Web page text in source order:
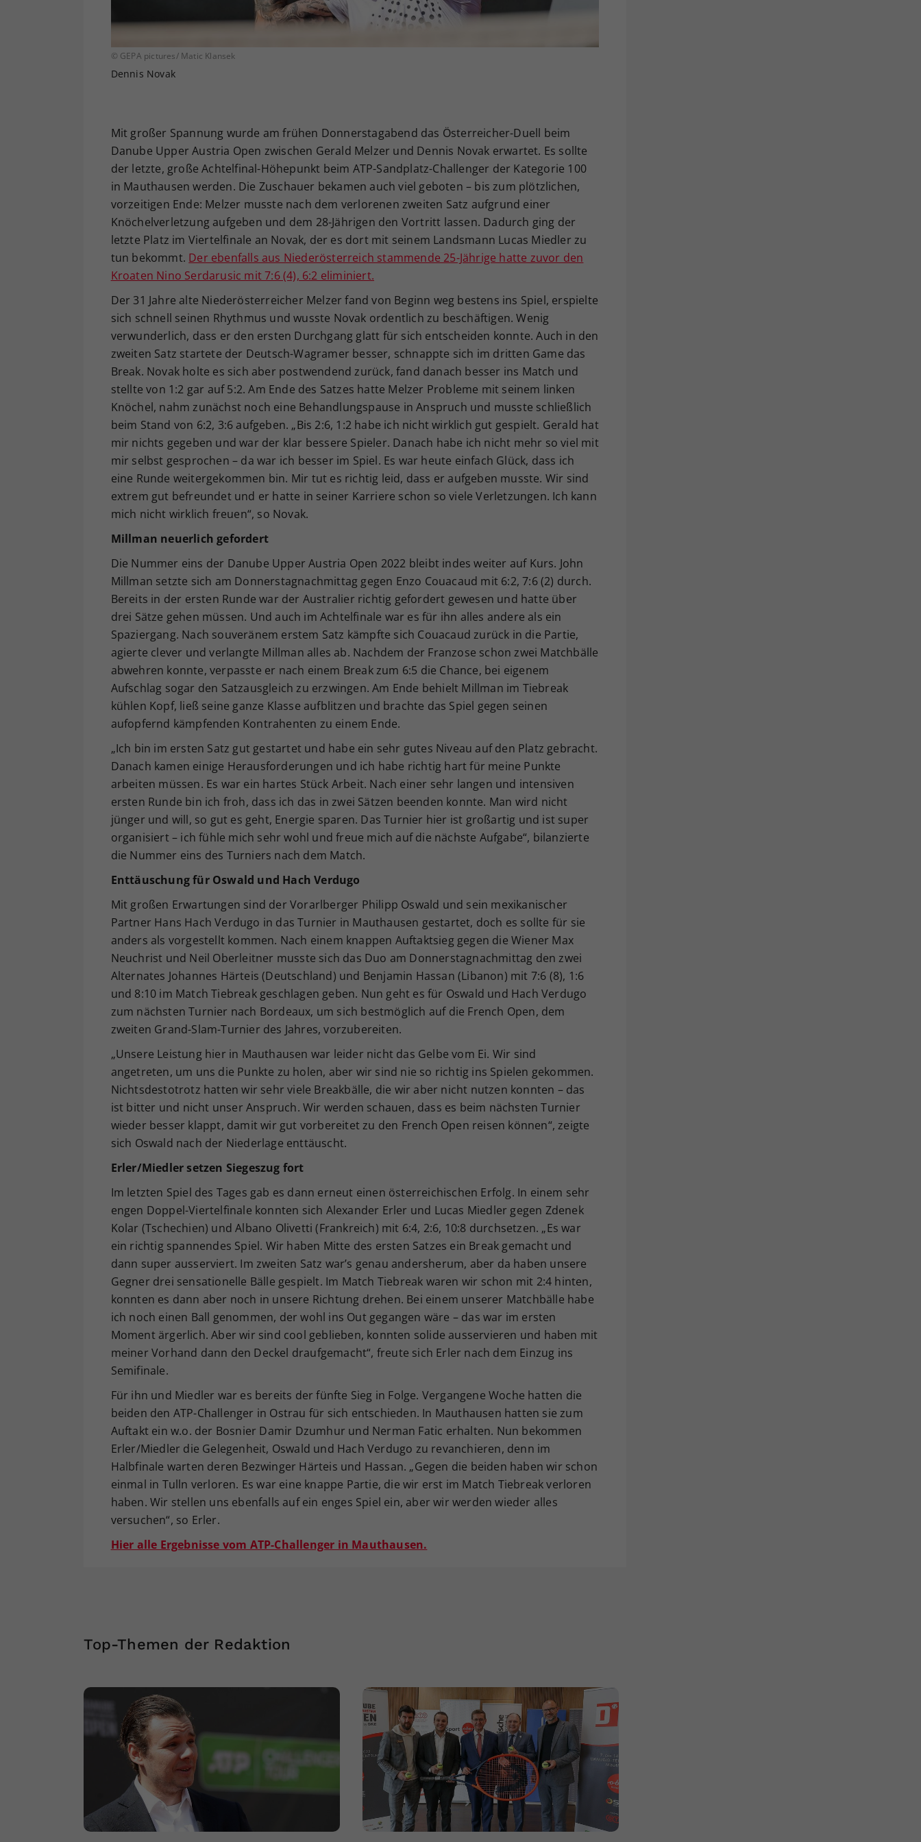
© GEPA pictures/ Matic Klansek
Dennis Novak
Mit großer Spannung wurde am frühen Donnerstagabend das Österreicher-Duell beim
Danube Upper Austria Open zwischen Gerald Melzer und Dennis Novak erwartet. Es sollte
der letzte, große Achtelfinal-Höhepunkt beim ATP-Sandplatz-Challenger der Kategorie 100
in Mauthausen werden. Die Zuschauer bekamen auch viel geboten – bis zum plötzlichen,
vorzeitigen Ende: Melzer musste nach dem verlorenen zweiten Satz aufgrund einer
Knöchelverletzung aufgeben und dem 28-Jährigen den Vortritt lassen. Dadurch ging der
letzte Platz im Viertelfinale an Novak, der es dort mit seinem Landsmann Lucas Miedler zu
tun bekommt. Der ebenfalls aus Niederösterreich stammende 25-Jährige hatte zuvor den
Kroaten Nino Serdarusic mit 7:6 (4), 6:2 eliminiert.
Der 31 Jahre alte Niederösterreicher Melzer fand von Beginn weg bestens ins Spiel, erspielte
sich schnell seinen Rhythmus und wusste Novak ordentlich zu beschäftigen. Wenig
verwunderlich, dass er den ersten Durchgang glatt für sich entscheiden konnte. Auch in den
zweiten Satz startete der Deutsch-Wagramer besser, schnappte sich im dritten Game das
Break. Novak holte es sich aber postwendend zurück, fand danach besser ins Match und
stellte von 1:2 gar auf 5:2. Am Ende des Satzes hatte Melzer Probleme mit seinem linken
Knöchel, nahm zunächst noch eine Behandlungspause in Anspruch und musste schließlich
beim Stand von 6:2, 3:6 aufgeben. „Bis 2:6, 1:2 habe ich nicht wirklich gut gespielt. Gerald hat
mir nichts gegeben und war der klar bessere Spieler. Danach habe ich nicht mehr so viel mit
mir selbst gesprochen – da war ich besser im Spiel. Es war heute einfach Glück, dass ich
eine Runde weitergekommen bin. Mir tut es richtig leid, dass er aufgeben musste. Wir sind
extrem gut befreundet und er hatte in seiner Karriere schon so viele Verletzungen. Ich kann
mich nicht wirklich freuen“, so Novak.
Millman neuerlich gefordert
Die Nummer eins der Danube Upper Austria Open 2022 bleibt indes weiter auf Kurs. John
Millman setzte sich am Donnerstagnachmittag gegen Enzo Couacaud mit 6:2, 7:6 (2) durch.
Bereits in der ersten Runde war der Australier richtig gefordert gewesen und hatte über
drei Sätze gehen müssen. Und auch im Achtelfinale war es für ihn alles andere als ein
Spaziergang. Nach souveränem erstem Satz kämpfte sich Couacaud zurück in die Partie,
agierte clever und verlangte Millman alles ab. Nachdem der Franzose schon zwei Matchbälle
abwehren konnte, verpasste er nach einem Break zum 6:5 die Chance, bei eigenem
Aufschlag sogar den Satzausgleich zu erzwingen. Am Ende behielt Millman im Tiebreak
kühlen Kopf, ließ seine ganze Klasse aufblitzen und brachte das Spiel gegen seinen
aufopfernd kämpfenden Kontrahenten zu einem Ende.
„Ich bin im ersten Satz gut gestartet und habe ein sehr gutes Niveau auf den Platz gebracht.
Danach kamen einige Herausforderungen und ich habe richtig hart für meine Punkte
arbeiten müssen. Es war ein hartes Stück Arbeit. Nach einer sehr langen und intensiven
ersten Runde bin ich froh, dass ich das in zwei Sätzen beenden konnte. Man wird nicht
jünger und will, so gut es geht, Energie sparen. Das Turnier hier ist großartig und ist super
organisiert – ich fühle mich sehr wohl und freue mich auf die nächste Aufgabe“, bilanzierte
die Nummer eins des Turniers nach dem Match.
Enttäuschung für Oswald und Hach Verdugo
Mit großen Erwartungen sind der Vorarlberger Philipp Oswald und sein mexikanischer
Partner Hans Hach Verdugo in das Turnier in Mauthausen gestartet, doch es sollte für sie
anders als vorgestellt kommen. Nach einem knappen Auftaktsieg gegen die Wiener Max
Neuchrist und Neil Oberleitner musste sich das Duo am Donnerstagnachmittag den zwei
Alternates Johannes Härteis (Deutschland) und Benjamin Hassan (Libanon) mit 7:6 (8), 1:6
und 8:10 im Match Tiebreak geschlagen geben. Nun geht es für Oswald und Hach Verdugo
zum nächsten Turnier nach Bordeaux, um sich bestmöglich auf die French Open, dem
zweiten Grand-Slam-Turnier des Jahres, vorzubereiten.
„Unsere Leistung hier in Mauthausen war leider nicht das Gelbe vom Ei. Wir sind
angetreten, um uns die Punkte zu holen, aber wir sind nie so richtig ins Spielen gekommen.
Nichtsdestotrotz hatten wir sehr viele Breakbälle, die wir aber nicht nutzen konnten – das
ist bitter und nicht unser Anspruch. Wir werden schauen, dass es beim nächsten Turnier
wieder besser klappt, damit wir gut vorbereitet zu den French Open reisen können“, zeigte
sich Oswald nach der Niederlage enttäuscht.
Erler/Miedler setzen Siegeszug fort
Im letzten Spiel des Tages gab es dann erneut einen österreichischen Erfolg. In einem sehr
engen Doppel-Viertelfinale konnten sich Alexander Erler und Lucas Miedler gegen Zdenek
Kolar (Tschechien) und Albano Olivetti (Frankreich) mit 6:4, 2:6, 10:8 durchsetzen. „Es war
ein richtig spannendes Spiel. Wir haben Mitte des ersten Satzes ein Break gemacht und
dann super ausserviert. Im zweiten Satz war’s genau andersherum, aber da haben unsere
Gegner drei sensationelle Bälle gespielt. Im Match Tiebreak waren wir schon mit 2:4 hinten,
konnten es dann aber noch in unsere Richtung drehen. Bei einem unserer Matchbälle habe
ich noch einen Ball genommen, der wohl ins Out gegangen wäre – das war im ersten
Moment ärgerlich. Aber wir sind cool geblieben, konnten solide ausservieren und haben mit
meiner Vorhand dann den Deckel draufgemacht“, freute sich Erler nach dem Einzug ins
Semifinale.
Für ihn und Miedler war es bereits der fünfte Sieg in Folge. Vergangene Woche hatten die
beiden den ATP-Challenger in Ostrau für sich entschieden. In Mauthausen hatten sie zum
Auftakt ein w.o. der Bosnier Damir Dzumhur und Nerman Fatic erhalten. Nun bekommen
Erler/Miedler die Gelegenheit, Oswald und Hach Verdugo zu revanchieren, denn im
Halbfinale warten deren Bezwinger Härteis und Hassan. „Gegen die beiden haben wir schon
einmal in Tulln verloren. Es war eine knappe Partie, die wir erst im Match Tiebreak verloren
haben. Wir stellen uns ebenfalls auf ein enges Spiel ein, aber wir werden wieder alles
versuchen“, so Erler.
Hier alle Ergebnisse vom ATP-Challenger in Mauthausen.
Top-Themen der Redaktion
Ihrer vorgenommen Einstellungen, falls der